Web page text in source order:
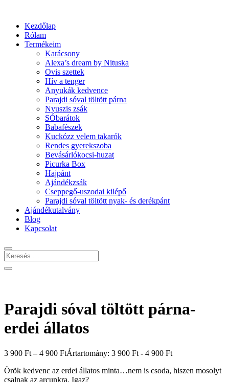
Kezdőlap
Rólam
Termékeim
Karácsony
Alexa’s dream by Nituska
Ovis szettek
Hív a tenger
Anyukák kedvence
Parajdi sóval töltött párna
Nyuszis zsák
SÓbarátok
Babafészek
Kuckózz velem takarók
Rendes gyerekszoba
Bevásárlókocsi-huzat
Picurka Box
Hajpánt
Ajándékzsák
Cseppegő-uszodai kilépő
Parajdi sóval töltött nyak- és derékpánt
Ajándékutalvány
Blog
Kapcsolat
Parajdi sóval töltött párna-
erdei állatos
3 900 Ft – 4 900 FtÁrtartomány: 3 900 Ft - 4 900 Ft
Örök kedvenc az erdei állatos minta…nem is csoda, hiszen mosolyt
csalnak az arcunkra. Igaz?